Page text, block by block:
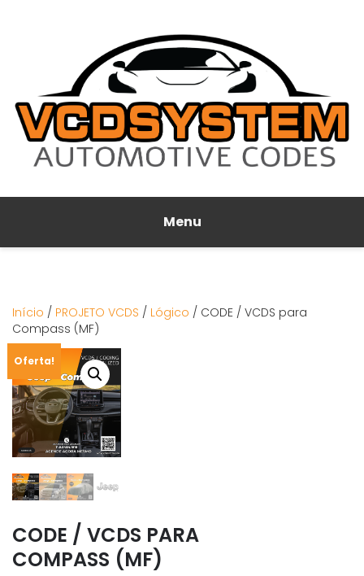
Menu
Início / PROJETO VCDS / Lógico / CODE / VCDS para
Compass (MF)
Oferta!
CODE / VCDS PARA
COMPASS (MF)